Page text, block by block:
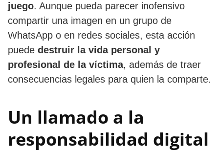
juego. Aunque pueda parecer inofensivo
compartir una imagen en un grupo de
WhatsApp o en redes sociales, esta acción
puede destruir la vida personal y
profesional de la víctima, además de traer
consecuencias legales para quien la comparte.
Un llamado a la
responsabilidad digital